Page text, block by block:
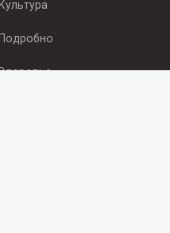
Культура
Подробно